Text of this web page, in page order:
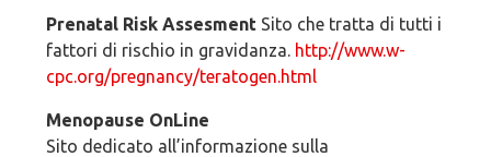
Prenatal Risk AssesmentSito che tratta di tutti i
fattori di rischio in gravidanza. http://www.w-
cpc.org/pregnancy/teratogen.html
Menopause OnLine
Sito dedicato all’informazione sulla